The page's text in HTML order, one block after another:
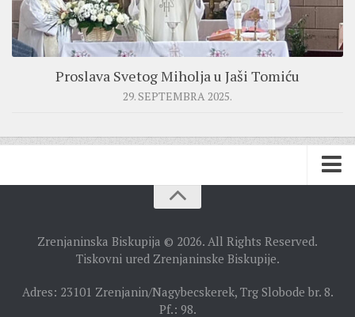
Proslava Svetog Miholja u Jaši Tomiću
29. SEPTEMBRA 2025.
BISKUPSKI ORDINARIJAT
Zrenjaninska Biskupija © 2026. All Rights Reserved.
Tiskovni ured Zrenjaninske Biskupije.
Adres: 23101 Zrenjanin/Nagybecskerek, Trg Slobode br. 8.
Pf.: 98.